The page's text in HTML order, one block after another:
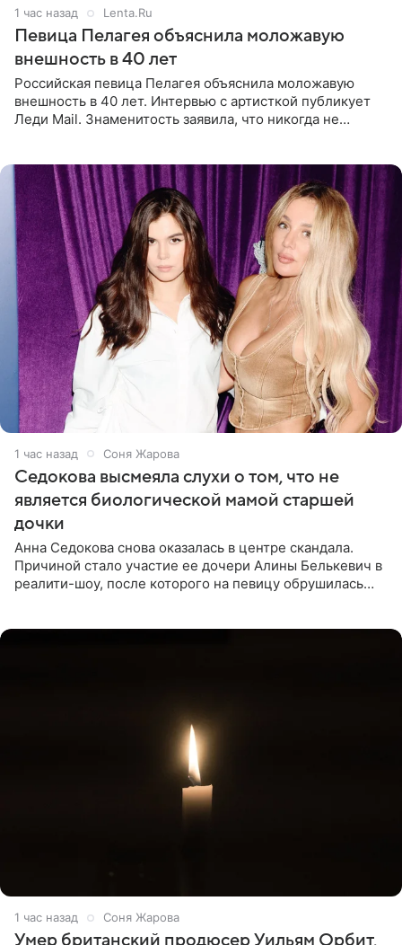
1 час назад Lenta.Ru
Певица Пелагея объяснила моложавую
внешность в 40 лет
Российская певица Пелагея объяснила моложавую
внешность в 40 лет. Интервью с артисткой публикует
Леди Mail. Знаменитость заявила, что никогда не
1 час назад Соня Жарова
Седокова высмеяла слухи о том, что не
является биологической мамой старшей
дочки
Анна Седокова снова оказалась в центре скандала.
Причиной стало участие ее дочери Алины Белькевич в
реалити-шоу, после которого на певицу обрушилась
1 час назад Соня Жарова
Умер британский продюсер Уильям Орбит,